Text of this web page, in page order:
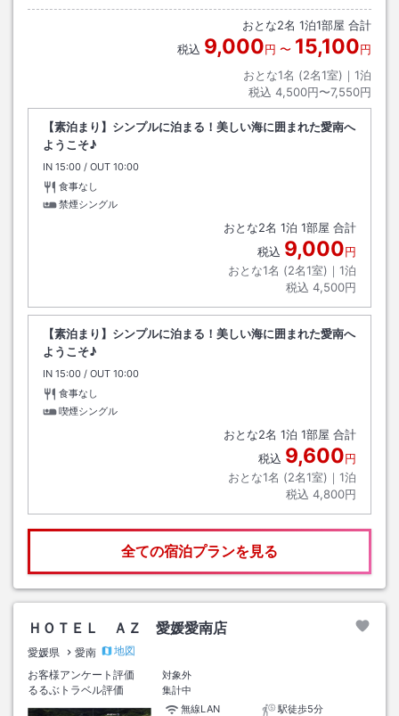
おとな2名 1泊1部屋 合計
税込 9,000円 〜 15,100円
おとな1名 (2名1室)｜ 1泊
税込 4,500円〜7,550円
【素泊まり】シンプルに泊まる！美しい海に囲まれた愛南へ
ようこそ♪
IN チェックイン
15:00 / OUT チェックアウト
10:00
食事なし
禁煙シングル
おとな2名 1泊 1部屋 合計
税込 9,000円
おとな1名 (2名1室)｜ 1泊
税込 4,500円
【素泊まり】シンプルに泊まる！美しい海に囲まれた愛南へ
ようこそ♪
IN チェックイン
15:00 / OUT チェックアウト
10:00
食事なし
喫煙シングル
おとな2名 1泊 1部屋 合計
税込 9,600円
おとな1名 (2名1室)｜ 1泊
税込 4,800円
全ての宿泊プランを見る
ＨＯＴＥＬ ＡＺ 愛媛愛南店
愛媛県 愛南
地図
お客様アンケート評価
対象外
るるぶトラベル評価
集計中
無線LAN
駅徒歩5分